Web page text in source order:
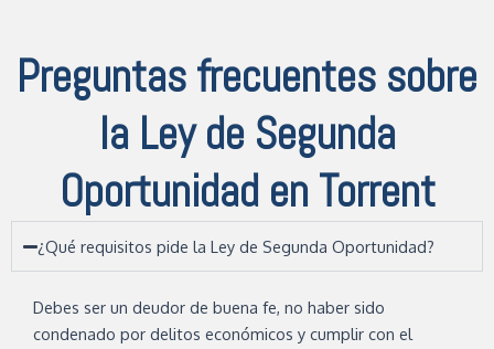
Preguntas frecuentes sobre
la Ley de Segunda
Oportunidad en Torrent
¿Qué requisitos pide la Ley de Segunda Oportunidad?
Debes ser un deudor de buena fe, no haber sido
condenado por delitos económicos y cumplir con el